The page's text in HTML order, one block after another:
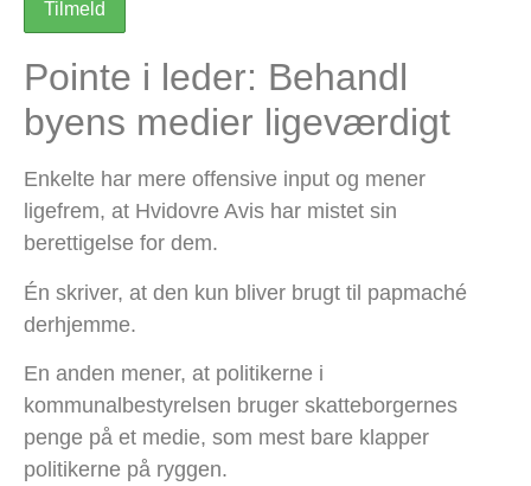
Pointe i leder: Behandl
byens medier ligeværdigt
Enkelte har mere offensive input og mener
ligefrem, at Hvidovre Avis har mistet sin
berettigelse for dem.
Én skriver, at den kun bliver brugt til papmaché
derhjemme.
En anden mener, at politikerne i
kommunalbestyrelsen bruger skatteborgernes
penge på et medie, som mest bare klapper
politikerne på ryggen.